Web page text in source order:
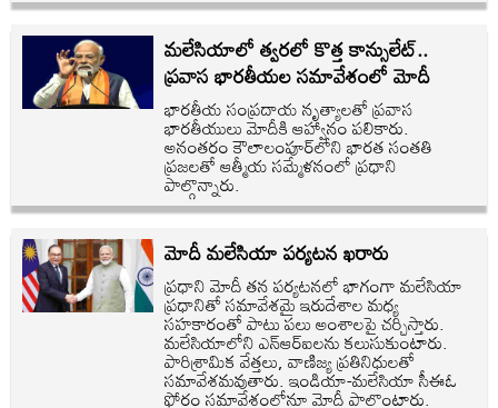
మలేసియాలో త్వరలో కొత్త కాన్సులేట్..
ప్రవాస భారతీయల సమావేశంలో మోదీ
భారతీయ సంప్రదాయ నృత్యాలతో ప్రవాస
భారతీయులు మోదీకి ఆహ్వానం పలికారు.
అనంతరం కౌలాలంపూర్‌లోని భారత సంతతి
ప్రజలతో ఆత్మీయ సమ్మేళనంలో ప్రధాని
పాల్గొన్నారు.
మోదీ మలేసియా పర్యటన ఖరారు
ప్రధాని మోదీ తన పర్యటనలో భాగంగా మలేసియా
ప్రధానితో సమావేశమై ఇరుదేశాల మధ్య
సహకారంతో పాటు పలు అంశాలపై చర్చిస్తారు.
మలేసియాలోని ఎన్ఆర్ఐ‌లను కలుసుకుంటారు.
పారిశ్రామిక వేత్తలు, వాణిజ్య ప్రతినిధులతో
సమావేశమవుతారు. ఇండియా-మలేసియా సీఈఓ
ఫోరం సమావేశంలోనూ మోదీ పాల్గొంటారు.